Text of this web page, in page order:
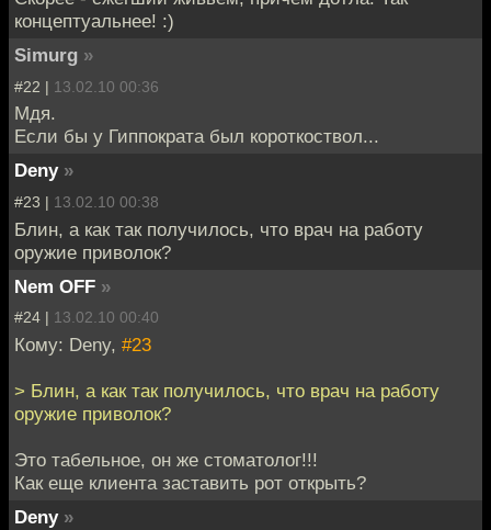
концептуальнее! :)
Simurg »
#22 | 13.02.10 00:36
Мдя.
Если бы у Гиппократа был короткоствол...
Deny »
#23 | 13.02.10 00:38
Блин, а как так получилось, что врач на работу
оружие приволок?
Nem OFF »
#24 | 13.02.10 00:40
Кому: Deny, #23
> Блин, а как так получилось, что врач на работу
оружие приволок?
Это табельное, он же стоматолог!!!
Как еще клиента заставить рот открыть?
Deny »